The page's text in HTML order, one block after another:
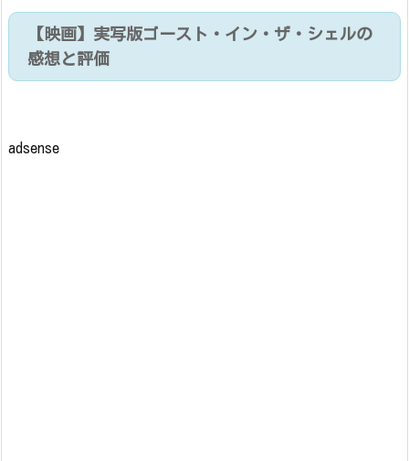
【映画】実写版ゴースト・イン・ザ・シェルの
感想と評価
adsense